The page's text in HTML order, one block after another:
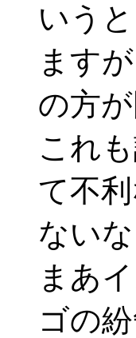
いう
ます
の方
これ
て不
ないな
まあ
ゴの